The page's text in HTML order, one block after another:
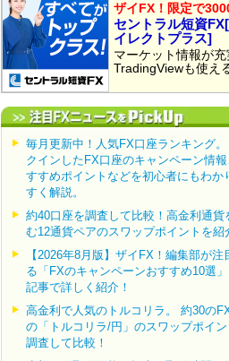
ザイFX！限定で
セントラル短資
イレクトプラス]
マーケット情報が充
TradingViewも使え
毎月更新中！人気FX口座ランキング
クインしたFX口座のキャンペーン情報
すすめポイントなどを初心者にもわか
すく解説。
約40口座を調査して比較！高金利通貨
む12通貨ペアのスワップポイントを紹
【2026年8月版】ザイFX！編集部が注
る「FXのキャンペーンおすすめ10選」
記事で詳しく紹介！
高金利で人気のトルコリラ。 約30の
の「トルコリラ/円」のスワップポイン
調査して比較！